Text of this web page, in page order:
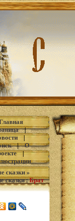
|
|
|О
|
сказки »
сказки: Брат